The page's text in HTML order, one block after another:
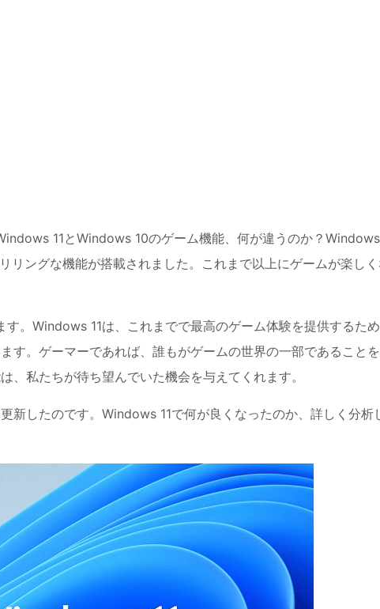
11とWindows 10のゲーム機能、何が違うのか？Windows
リングな機能が搭載されました。これまで以上にゲームが楽し
。Windows 11は、これまでで最高のゲーム体験を提供するた
す。ゲーマーであれば、誰もがゲームの世界の一部であること
、私たちが待ち望んでいた機会を与えてくれます。
新したのです。Windows 11で何が良くなったのか、詳しく分析